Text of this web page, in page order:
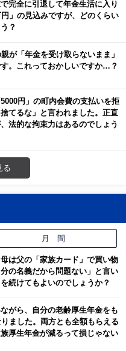
完全に引退して年金生活に入り
」の見込みですが、どのくらい
？
が「年金を受け取らないまま」
。これっておかしいですか…？
円」の町内会費の支払いを拒
てるな」と言われました。正直
法的な拘束力はあるのでしょう
る
月 間
は父の「家族カード」で買い物
の名義だから問題ない」と言い
続けてもよいのでしょうか？
がら、自分の老齢厚生年金をも
ました。両方とも全額もらえる
厚生年金が減るって損じゃない